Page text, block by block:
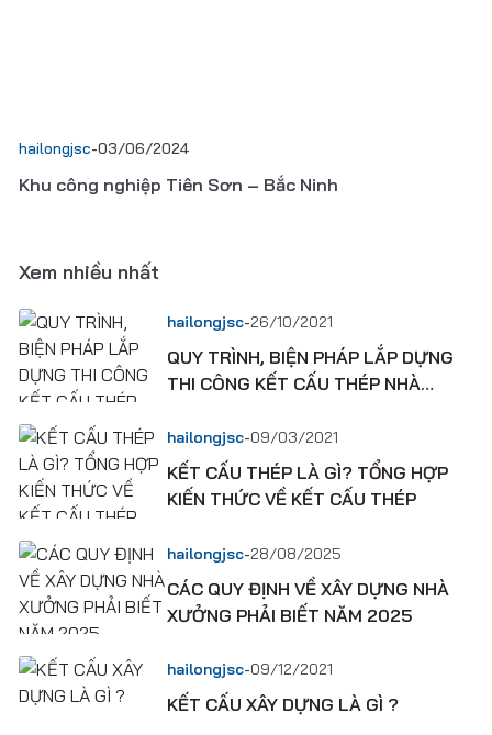
hailongjsc-03/06/2024
Khu công nghiệp Tiên Sơn – Bắc Ninh
Xem nhiều nhất
hailongjsc-26/10/2021
QUY TRÌNH, BIỆN PHÁP LẮP DỰNG
THI CÔNG KẾT CẤU THÉP NHÀ
hailongjsc-09/03/2021
KẾT CẤU THÉP LÀ GÌ? TỔNG HỢP
KIẾN THỨC VỀ KẾT CẤU THÉP
hailongjsc-28/08/2025
CÁC QUY ĐỊNH VỀ XÂY DỰNG NHÀ
XƯỞNG PHẢI BIẾT NĂM 2025
hailongjsc-09/12/2021
KẾT CẤU XÂY DỰNG LÀ GÌ ?